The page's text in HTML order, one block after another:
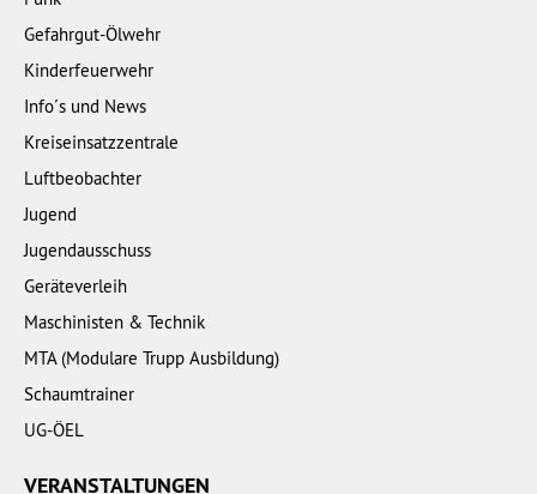
Gefahrgut-Ölwehr
Kinderfeuerwehr
Info´s und News
Kreiseinsatzzentrale
Luftbeobachter
Jugend
Jugendausschuss
Geräteverleih
Maschinisten & Technik
MTA (Modulare Trupp Ausbildung)
Schaumtrainer
UG-ÖEL
VERANSTALTUNGEN